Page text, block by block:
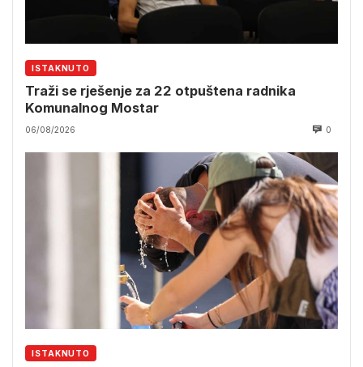
ISTAKNUTO
Traži se rješenje za 22 otpuštena radnika
Komunalnog Mostar
06/08/2026 0
ISTAKNUTO